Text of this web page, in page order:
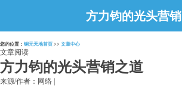
方力钧的光头营销
之道
您的位置： 铜元天地首页 >> 文章中心
文章阅读
方力钧的光头营销之道
来源/作者：网络 |